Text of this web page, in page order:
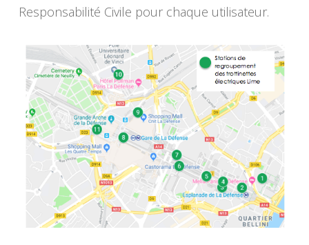
Responsabilité Civile pour chaque utilisateur.